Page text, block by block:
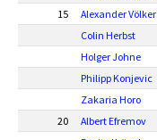
15
Alexander Völker
Colin Herbst
Holger Johne
Philipp Konjevic
Zakaria Horo
20
Albert Efremov